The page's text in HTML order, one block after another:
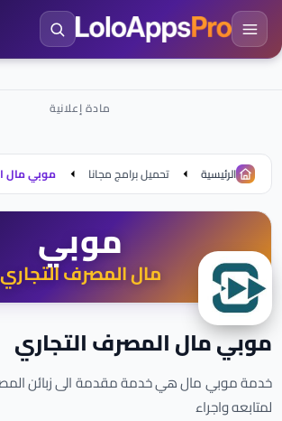
الرئيسية تحميل برامج مجانا موبي مال
موبي
مال المصرف التجاري
موبي مال المصرف التجاري
خدمة موبي مال هي خدمة مقدمة الى زبائن
لمتابعه واجراء